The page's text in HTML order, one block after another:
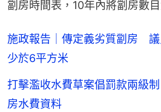
劏房時間表，10年內將劏房數
施政報告｜傳定義劣質劏房 議
少於6平方米
打擊濫收水費草案倡罰款兩級
房水費資料